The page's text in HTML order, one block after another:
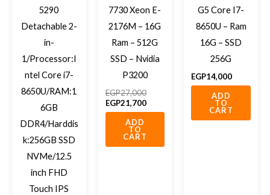
5290
Detachable 2-
in-
1/Processor:I
ntel Core i7-
8650U/RAM:1
6GB
DDR4/Harddis
k:256GB SSD
NVMe/12.5
inch FHD
Touch IPS
7730 Xeon E-
2176M – 16G
Ram – 512G
SSD – Nvidia
P3200
EGP27,000
EGP21,700
ADD
TO
CART
G5 Core I7-
8650U – Ram
16G – SSD
256G
EGP14,000
ADD
TO
CART